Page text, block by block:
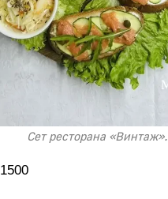
Сет ресторана «Винтаж».
1500